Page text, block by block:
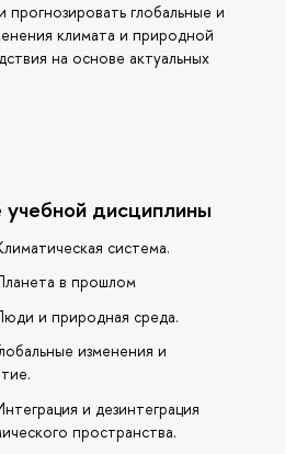
прогнозировать глобальные и
климата и природной
на основе актуальных
дисциплины
система.
в прошлом
и природная среда.
изменения и
и дезинтеграция
пространства.